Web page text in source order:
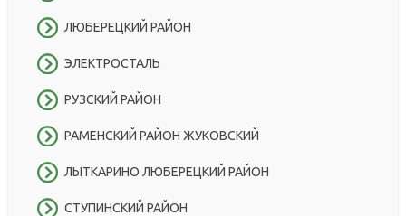
ЛЮБЕРЕЦКИЙ РАЙОН
ЭЛЕКТРОСТАЛЬ
РУЗСКИЙ РАЙОН
РАМЕНСКИЙ РАЙОН ЖУКОВСКИЙ
ЛЫТКАРИНО ЛЮБЕРЕЦКИЙ РАЙОН
СТУПИНСКИЙ РАЙОН